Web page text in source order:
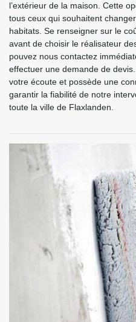
l’extérieur de la maison. Cette
tous ceux qui souhaitent
habitats. Se renseigner sur le
avant de choisir le réalisateur
pouvez nous contactez
effectuer une demande de
votre écoute et possède une
garantir la fiabilité de notre
toute la ville de Flaxlanden.